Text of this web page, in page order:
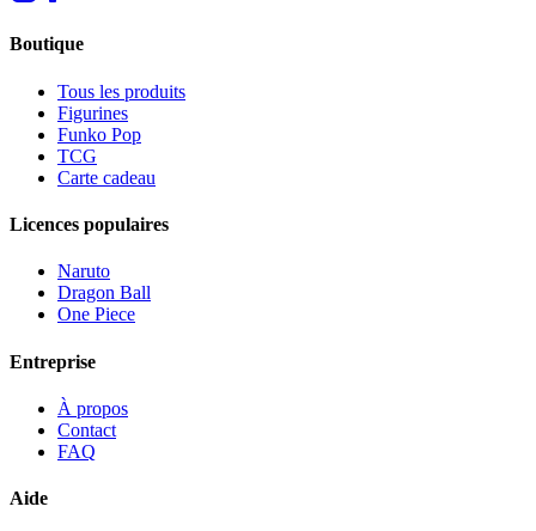
Boutique
Tous les produits
Figurines
Funko Pop
TCG
Carte cadeau
Licences populaires
Naruto
Dragon Ball
One Piece
Entreprise
À propos
Contact
FAQ
Aide